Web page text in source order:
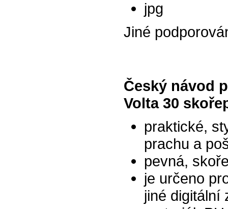
jpg
Jiné
Český návod
Volta 30
praktické,
prachu a
pevná,
je určeno
jiné digitální